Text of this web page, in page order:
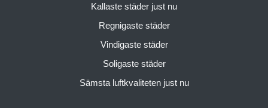
Kallaste städer just nu
Regnigaste städer
Vindigaste städer
Soligaste städer
Sämsta luftkvaliteten just nu